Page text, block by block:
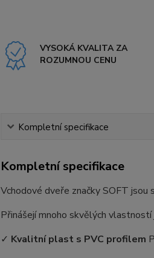
VYSOKÁ KVALITA ZA
ROZUMNOU CENU
Kompletní specifikace
Kompletní specifikace
Vchodové dveře značky SOFT
Přinášejí mnoho skvělých vlastností
✓ Kvalitní plast s PVC profilem